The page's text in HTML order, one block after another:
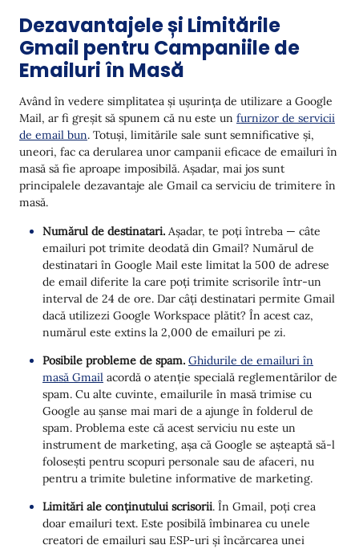
Dezavantajele și Limitările
Gmail pentru Campaniile de
Emailuri în Masă
Având în vedere simplitatea și ușurința de utilizare a Google
Mail, ar fi greșit să spunem că nu este un furnizor de servicii
de email bun. Totuși, limitările sale sunt semnificative și,
uneori, fac ca derularea unor campanii eficace de emailuri în
masă să fie aproape imposibilă. Așadar, mai jos sunt
principalele dezavantaje ale Gmail ca serviciu de trimitere în
masă.
Numărul de destinatari. Așadar, te poți întreba — câte
emailuri pot trimite deodată din Gmail? Numărul de
destinatari în Google Mail este limitat la 500 de adrese
de email diferite la care poți trimite scrisorile într-un
interval de 24 de ore. Dar câți destinatari permite Gmail
dacă utilizezi Google Workspace plătit? În acest caz,
numărul este extins la 2,000 de emailuri pe zi.
Posibile probleme de spam. Ghidurile de emailuri în
masă Gmail acordă o atenție specială reglementărilor de
spam. Cu alte cuvinte, emailurile în masă trimise cu
Google au șanse mai mari de a ajunge în folderul de
spam. Problema este că acest serviciu nu este un
instrument de marketing, așa că Google se așteaptă să-l
folosești pentru scopuri personale sau de afaceri, nu
pentru a trimite buletine informative de marketing.
Limitări ale conținutului scrisorii. În Gmail, poți crea
doar emailuri text. Este posibilă îmbinarea cu unele
creatori de emailuri sau ESP-uri și încărcarea unei